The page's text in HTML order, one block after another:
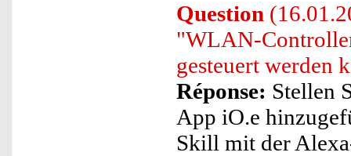
Question
"WLAN-
gesteuert werden
Réponse: Stellen
App iO.e
Skill mit der